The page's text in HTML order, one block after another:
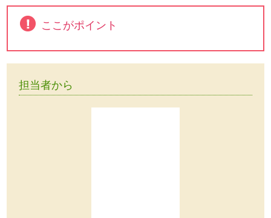
ここがポイント
担当者から